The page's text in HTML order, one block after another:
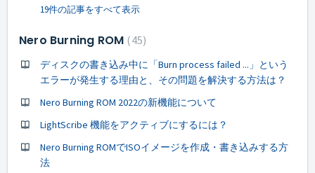
19件の記事をすべて表示
Nero Burning ROM 45
ディスクの書き込み中に「Burn process failed ...」という
エラーが発生する理由と、その問題を解決する方法は？
Nero Burning ROM 2022の新機能について
LightScribe 機能をアクティブにするには？
Nero Burning ROMでISOイメージを作成・書き込みする方
法